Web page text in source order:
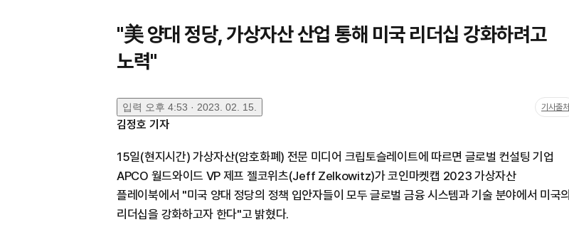
"美 양대 정당, 가상자산 산업 통해 미국 리더십 강화하려고
노력"
입력 오후 4:53 · 2023. 02. 15. 기사출처
김정호 기자
15일(현지시간) 가상자산(암호화폐) 전문 미디어 크립토슬레이트에 따르면 글로벌 컨설팅 기업
APCO 월드와이드 VP 제프 젤코위츠(Jeff Zelkowitz)가 코인마켓캡 2023 가상자산
플레이북에서 "미국 양대 정당의 정책 입안자들이 모두 글로벌 금융 시스템과 기술 분야에서 미국의
리더십을 강화하고자 한다"고 밝혔다.